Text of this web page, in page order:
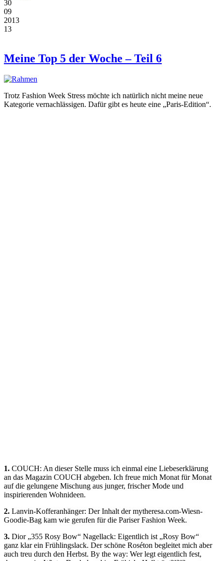
30
09
2013
13
Meine Top 5 der Woche – Teil 6
Trotz Fashion Week Stress möchte ich natürlich nicht meine neue
Kategorie vernachlässigen. Dafür gibt es heute eine „Paris-Edition“.
1. COUCH: An dieser Stelle muss ich einmal eine Liebeserklärung
an das Magazin COUCH abgeben. Ich freue mich Monat für Monat
auf die gelungene Mischung aus junger, frischer Mode und
inspirierenden Wohnideen.
2. Lanvin-Kofferanhänger: Der Inhalt der mytheresa.com-Wiesn-
Goodie-Bag kam wie gerufen für die Pariser Fashion Week.
3. Dior „355 Rosy Bow“ Nagellack: Eigentlich ist „Rosy Bow“
ganz klar ein Frühlingslack. Der schöne Roséton begleitet mich aber
auch treu durch den Herbst. By the way: Wer legt eigentlich fest,